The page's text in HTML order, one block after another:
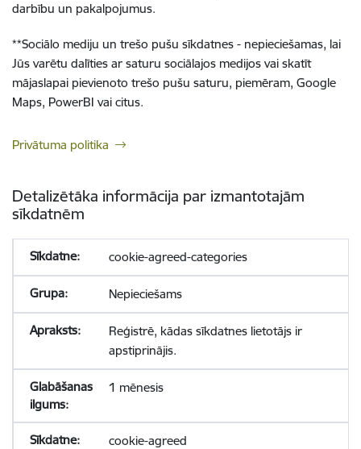
darbību un pakalpojumus.
**Sociālo mediju un trešo pušu sīkdatnes - nepieciešamas, lai
Jūs varētu dalīties ar saturu sociālajos medijos vai skatīt
mājaslapai pievienoto trešo pušu saturu, piemēram, Google
Maps, PowerBI vai citus.
Privātuma politika
Detalizētāka informācija par izmantotajām
sīkdatnēm
cookie-agreed-categories
Nepieciešams
Reģistrē, kādas sīkdatnes lietotājs ir
apstiprinājis.
1 mēnesis
cookie-agreed